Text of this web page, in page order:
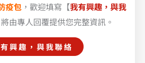
疫包 ，歡迎填寫【我有興趣，與我
由專人回覆提供您完整資訊。
興趣，與我聯絡